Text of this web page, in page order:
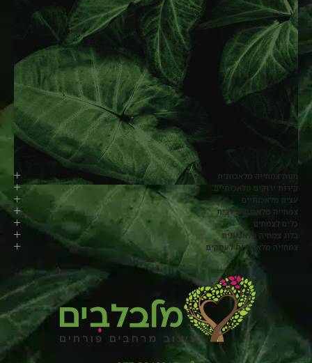
חנות צמחייה מלאכותית
קירות ירוקים מלאכותיים
עצים מלאכותיים
צמחייה מלאכותית לבית
כלים לצמחים
בלוג צמחיה מלאכותית
צמחייה מלאכותית לעסקים